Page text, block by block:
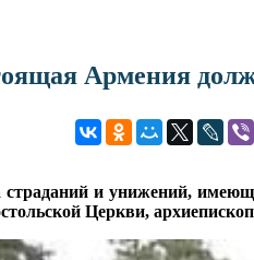
Армения
и унижений,
Церкви,